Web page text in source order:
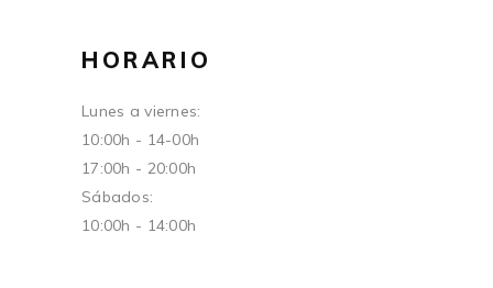
HORARIO
Lunes a viernes:
10:00h - 14-00h
17:00h - 20:00h
Sábados:
10:00h - 14:00h